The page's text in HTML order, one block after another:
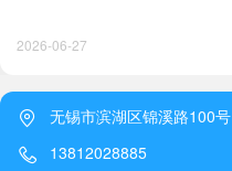
2026-06-27
无锡市滨湖区锦溪路100号
13812028885